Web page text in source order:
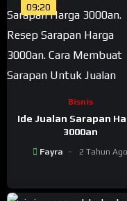
09:20
Bisnis
Ide Jualan Sarapan
3000an
Fayra 2 Tahun Ago